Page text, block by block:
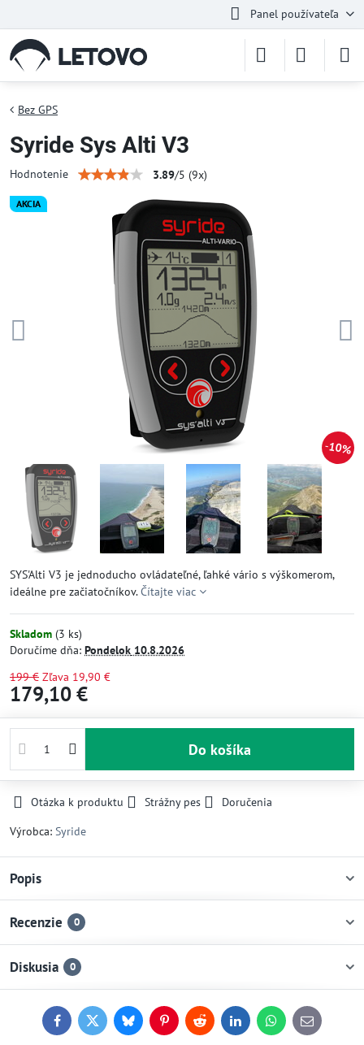
Panel používateľa
AKCIA
10%
Bez GPS
Syride Sys Alti V3
Hodnotenie 3.89/5 (9x)
SYS'Alti V3 je jednoducho ovládateľné, ľahké vário s výškomerom,
ideálne pre začiatočníkov.Čítajte viac
Skladom (3 ks)
Doručíme dňa: Pondelok 10.8.2026
199 € Zľava 19,90 €
179,10 €
Do košíka
Otázka k produktu Strážny pes
Doručenia
Výrobca: Syride
Popis
Recenzie 0
Diskusia 0
FacebookTwitterBlueskyPinterestReddit LinkedInWhatsApp
E-
mail